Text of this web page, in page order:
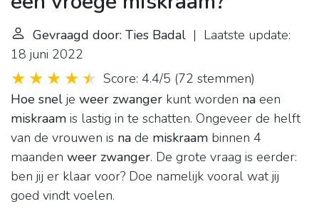
Gevraagd door: Ties Badal | Laatste update:
18 juni 2022
Score: 4.4/5 (72 stemmen)
Hoe snel je weer zwanger kunt worden na een
miskraam is lastig in te schatten. Ongeveer de helft
van de vrouwen is na de miskraam binnen 4
maanden weer zwanger. De grote vraag is eerder:
ben jij er klaar voor? Doe namelijk vooral wat jij
goed vindt voelen.